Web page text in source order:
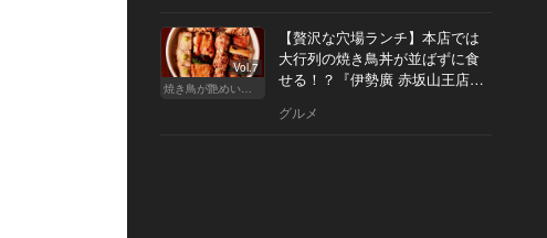
Vol.7
焼き鳥が艶めいてきた
【贅沢な穴場ランチ】本店では
大行列の焼き鳥丼が並ばずに食
せる！？『伊勢廣 赤坂山王店』
グルメ